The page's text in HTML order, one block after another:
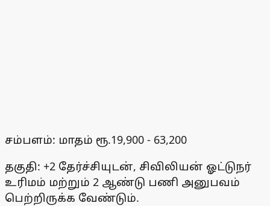
சம்பளம்: மாதம் ரூ.19,900 - 63,200
தகுதி: +2 தேர்ச்சியுடன், சிவிலியன் ஓட்டுநர்
உரிமம் மற்றும் 2 ஆண்டு பணி அனுபவம்
பெற்றிருக்க வேண்டும்.